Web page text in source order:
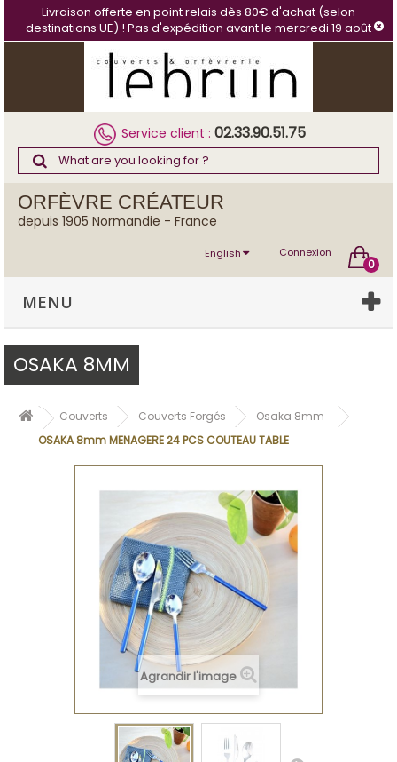
Livraison offerte en point relais dès 80€ d'achat (selon
destinations UE) ! Pas d'expédition avant le mercredi 19 août
Service client : 02.33.90.51.75
ORFÈVRE CRÉATEUR
depuis 1905 Normandie - France
0
Connexion
English
MENU
OSAKA 8MM
Couverts Couverts Forgés
Osaka 8mm
OSAKA 8mm MENAGERE 24 PCS COUTEAU TABLE
Agrandir l'image
Cookies management panel